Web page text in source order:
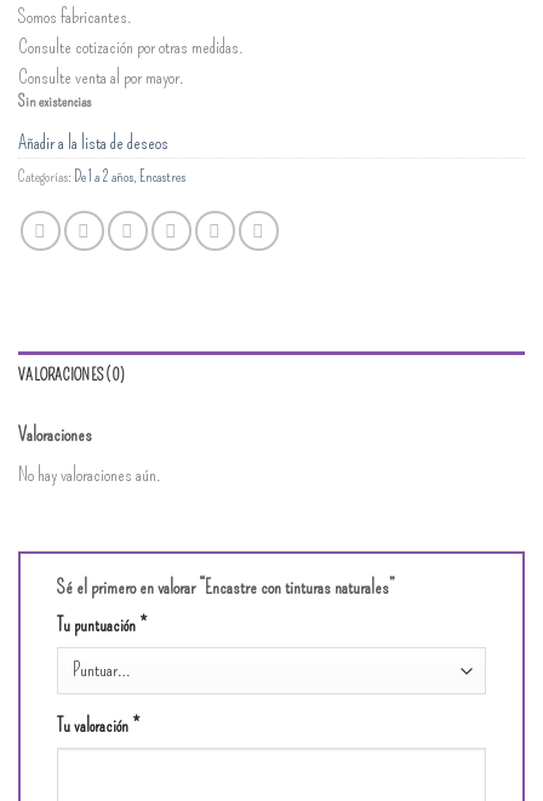
Somos fabricantes.
Consulte cotización por otras medidas.
Consulte venta al por mayor.
Sin existencias
Añadir a la lista de deseos
Categorías: De 1 a 2 años, Encastres
VALORACIONES (0)
Valoraciones
No hay valoraciones aún.
Sé el primero en valorar “Encastre con tinturas naturales”
Tu puntuación *
Tu valoración *